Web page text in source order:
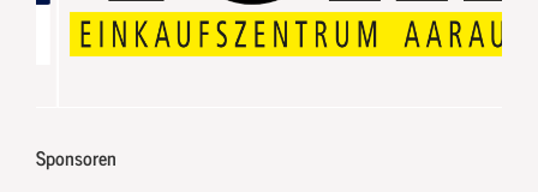
Sponsoren